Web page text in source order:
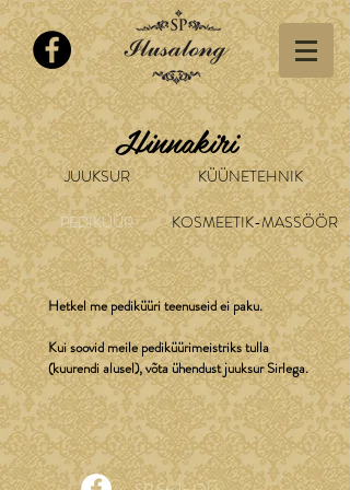
Hinnakiri
JUUKSUR KÜÜNETEHNIK
PEDIKÜÜR KOSMEETIK-MASSÖÖR
Hetkel me pediküüri teenuseid ei paku.
Kui soovid meile pediküürimeistriks tulla
(kuurendi alusel), võta ühendust juuksur Sirlega.